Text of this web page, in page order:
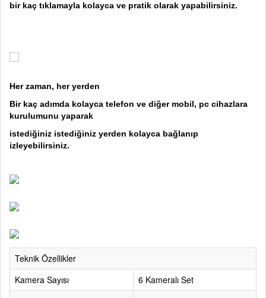
bir kaç tıklamayla kolayca ve pratik olarak yapabilirsiniz.
Her zaman, her yerden
Bir kaç adımda kolayca telefon ve diğer mobil, pc cihazlara
kurulumunu yaparak
istediğiniz istediğiniz yerden kolayca bağlanıp
izleyebilirsiniz.
Teknik Özellikler
Kamera Sayısı
6 Kameralı Set